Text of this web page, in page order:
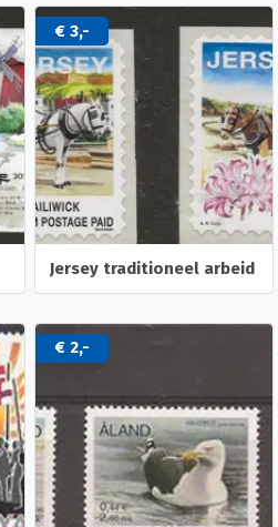
€ 3,-
Jersey traditioneel arbeid
€ 2,-